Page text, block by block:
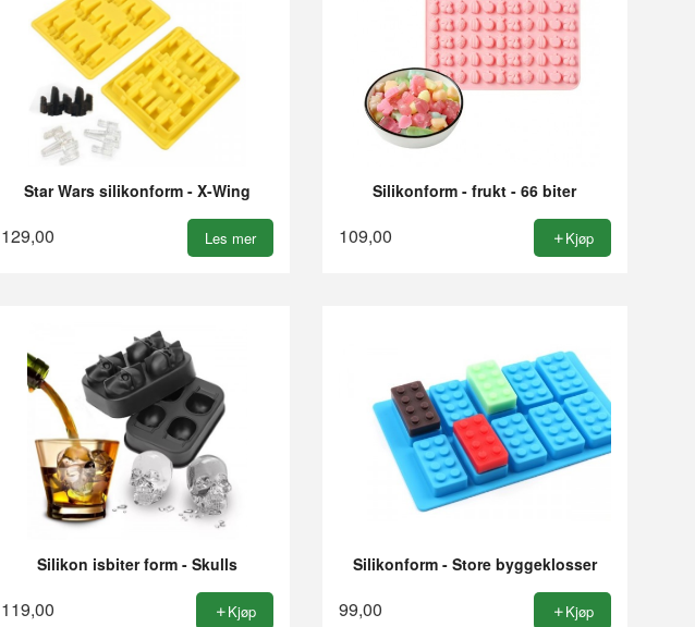
Star Wars silikonform - X-Wing
129,00 Les mer
Silikonform - frukt - 66 biter
109,00 Kjøp
Silikon isbiter form - Skulls
119,00 Kjøp
Silikonform - Store byggeklosser
99,00 Kjøp